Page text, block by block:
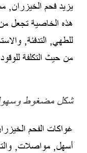
يزيد فحم الخيزران,
هذه الخاصية تجعل
للطهي, التدفئة,
من حيث التكلفة
شكل مضغوط
غواكات الفحم
أسهل, مواصلات,